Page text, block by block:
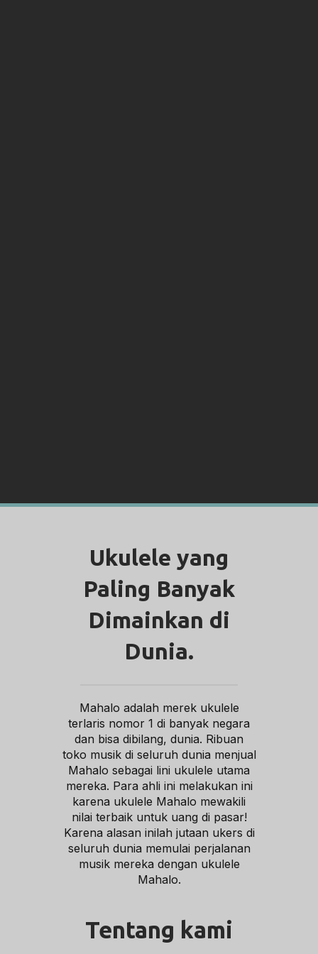
Ukulele yang
Paling Banyak
Dimainkan di
Dunia.
Mahalo adalah merek ukulele
terlaris nomor 1 di banyak negara
dan bisa dibilang, dunia. Ribuan
toko musik di seluruh dunia menjual
Mahalo sebagai lini ukulele utama
mereka. Para ahli ini melakukan ini
karena ukulele Mahalo mewakili
nilai terbaik untuk uang di pasar!
Karena alasan inilah jutaan ukers di
seluruh dunia memulai perjalanan
musik mereka dengan ukulele
Mahalo.
Tentang kami